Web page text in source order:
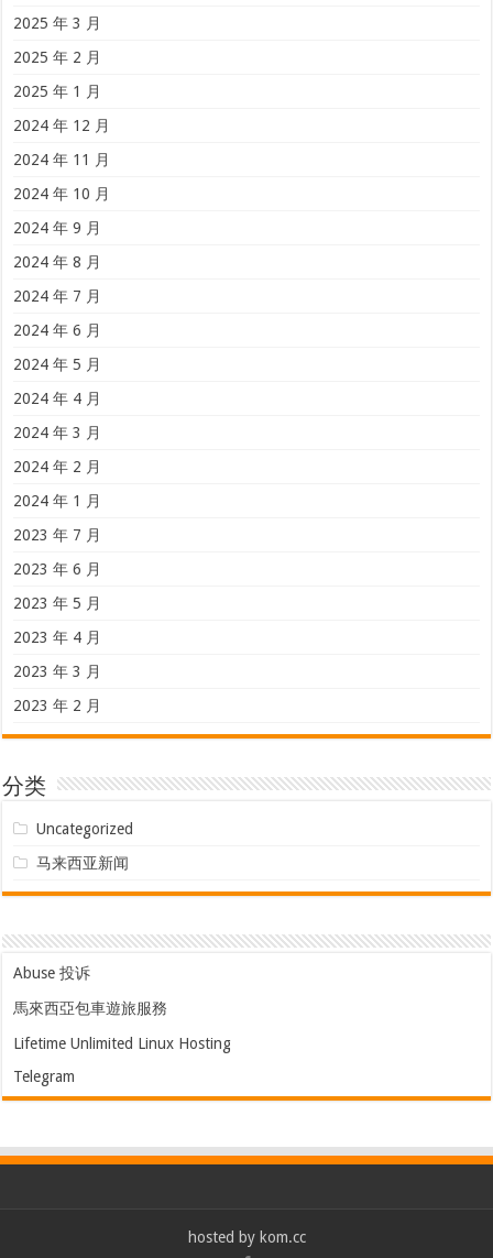
2025 年 3 月
2025 年 2 月
2025 年 1 月
2024 年 12 月
2024 年 11 月
2024 年 10 月
2024 年 9 月
2024 年 8 月
2024 年 7 月
2024 年 6 月
2024 年 5 月
2024 年 4 月
2024 年 3 月
2024 年 2 月
2024 年 1 月
2023 年 7 月
2023 年 6 月
2023 年 5 月
2023 年 4 月
2023 年 3 月
2023 年 2 月
分类
Uncategorized
马来西亚新闻
Abuse 投诉
馬來西亞包車遊旅服務
Lifetime Unlimited Linux Hosting
Telegram
hosted by kom.cc